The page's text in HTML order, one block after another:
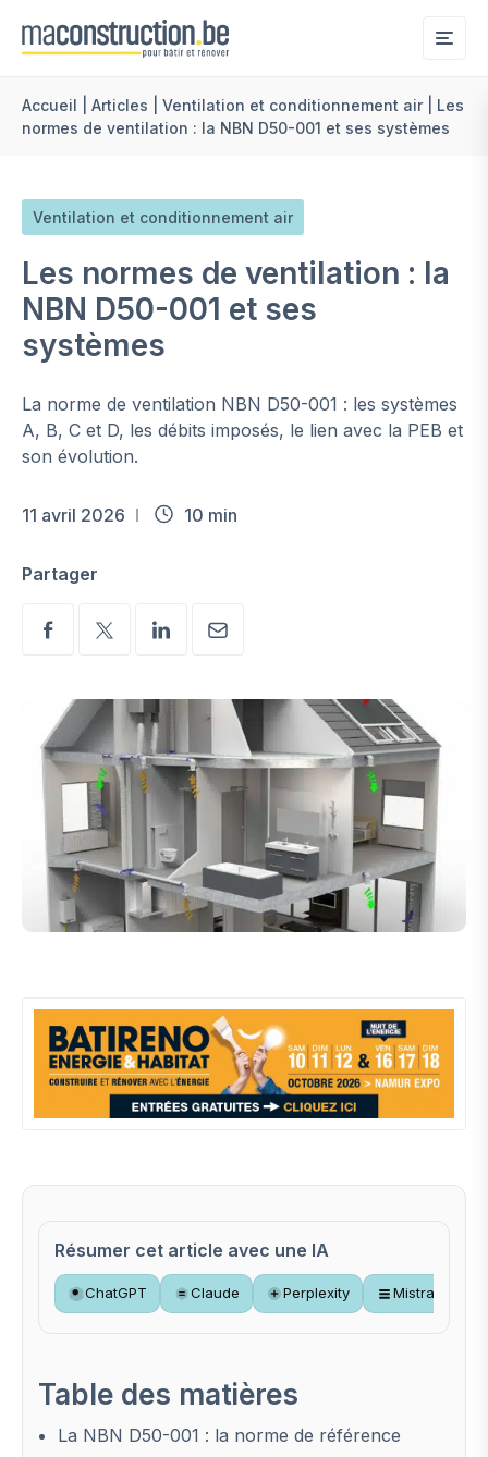
Accueil Articles Ventilation et conditionnement air| Les
normes de ventilation : la NBN D50-001 et ses systèmes
Ventilation et conditionnement air
Les normes de ventilation : la
NBN D50-001 et ses
systèmes
La norme de ventilation NBN D50-001 : les systèmes
A, B, C et D, les débits imposés, le lien avec la PEB et
son évolution.
11 avril 2026 10 min
Partager
Résumer cet article avec une IA
ChatGPT Claude Perplexity Mistral
Table des matières
La NBN D50-001 : la norme de référence